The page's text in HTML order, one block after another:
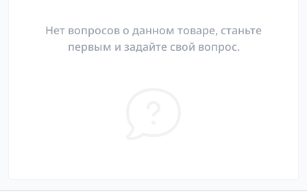
Нет вопросов о данном товаре, станьте
первым и задайте свой вопрос.